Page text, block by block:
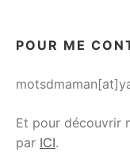
POUR ME
Et pour découvrir
par ICI.